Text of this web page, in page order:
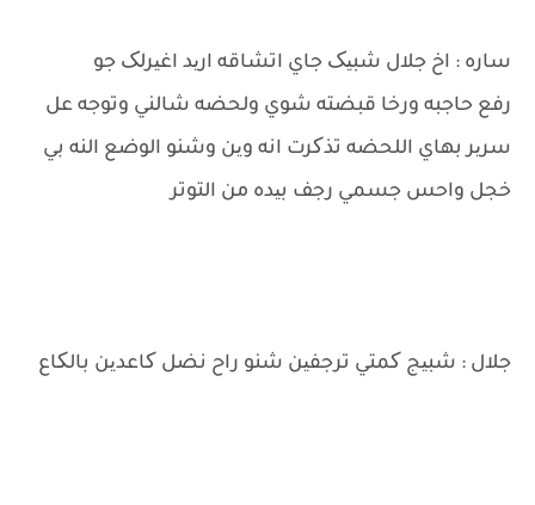
ساره : اخ جلال شبیک جاي اتشاقه ارید اغیرلک جو
رفع حاجبه ورخا قبضته شوي ولحضه شالني وتوجه عل
سریر بهاي اللحضه تذکرت انه وین وشنو الوضع النه بي
خجل واحس جسمي رجف بیده من التوتر
جلال : شبیج کمتي ترجفین شنو راح نضل کاعدین بالکاع